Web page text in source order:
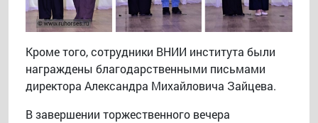
Кроме того, сотрудники ВНИИ института были
награждены благодарственными письмами
директора Александра Михайловича Зайцева.
В завершении торжественного вечера